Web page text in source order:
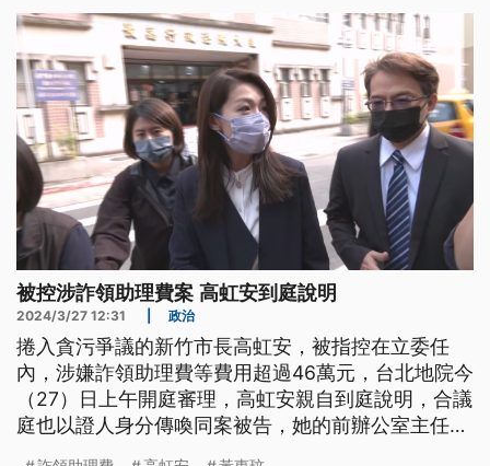
訴。
被控涉詐領助理費案 高虹安到庭說明
2024/3/27 12:31 政治
捲入貪污爭議的新竹市長高虹安，被指控在立委任
內，涉嫌詐領助理費等費用超過46萬元，台北地院今
（27）日上午開庭審理，高虹安親自到庭說明，合議
庭也以證人身分傳喚同案被告，她的前辦公室主任黃